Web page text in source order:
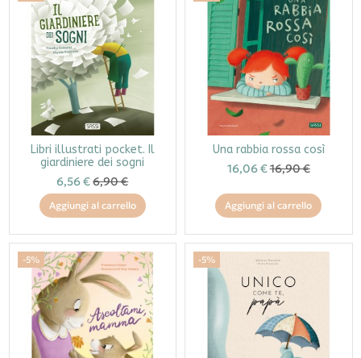
Libri illustrati pocket. Il
giardiniere dei sogni
6,56 €6,90 €
Aggiungi al carrello
Una rabbia rossa così
16,06 €16,90 €
Aggiungi al carrello
-5% -5%